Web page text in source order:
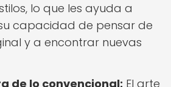
lo que les ayuda a
capacidad de pensar de
y a encontrar nuevas
de lo convencional: El arte